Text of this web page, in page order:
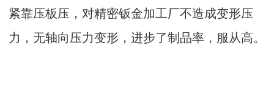
紧靠压板压，对精密钣金加工厂不造成变形压
力，无轴向压力变形，进步了制品率，服从高。